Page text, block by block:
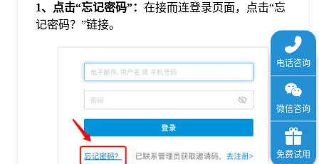
1、点击“忘记密码”： 在接而连登录页面，点击“忘
记密码？”链接。